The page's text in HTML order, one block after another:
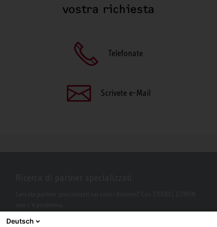
vostra richiesta
Telefonate
Scrivete e-Mail
Deutsch